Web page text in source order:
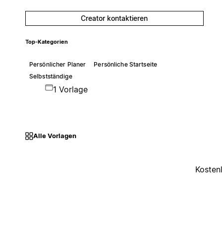
Creator kontaktieren
Top-Kategorien
Persönlicher Planer
Persönliche Startseite
Selbstständige
1 Vorlage
Alle Vorlagen